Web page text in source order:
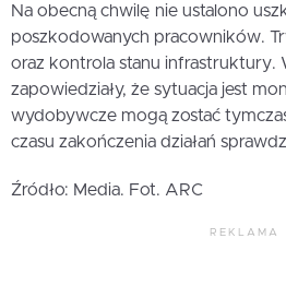
Na obecną chwilę nie ustalono
poszkodowanych pracowników.
oraz kontrola stanu infrastruktury.
zapowiedziały, że sytuacja jest
wydobywcze mogą zostać
czasu zakończenia działań
Źródło: Media. Fot. ARC
REKLAMA